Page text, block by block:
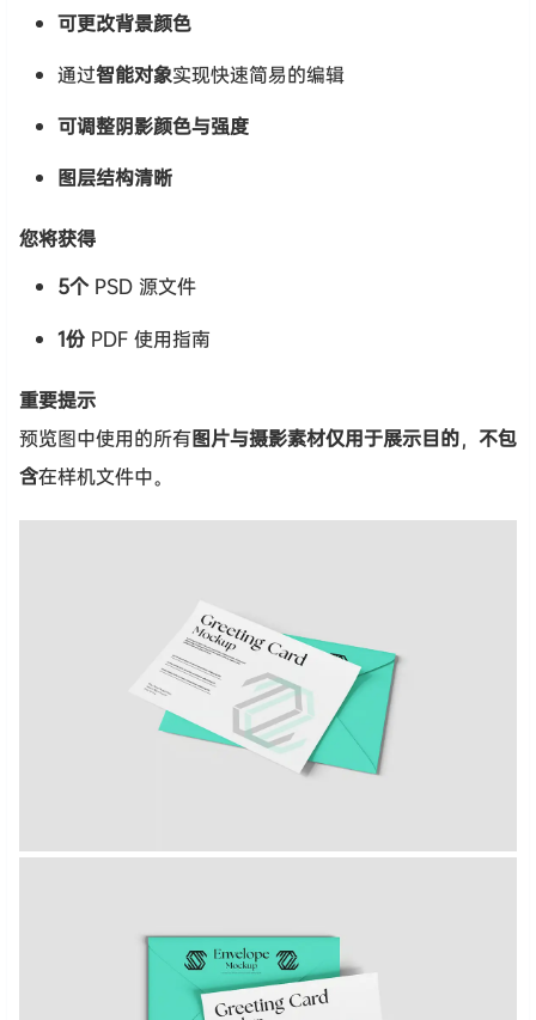
可更改背景颜色
通过智能对象实现快速简易的编辑
可调整阴影颜色与强度
图层结构清晰
您将获得
5个PSD 源文件
1份 PDF 使用指南
重要提示
预览图中使用的所有图片与摄影素材仅用于展示目的， 不包
含在样机文件中。